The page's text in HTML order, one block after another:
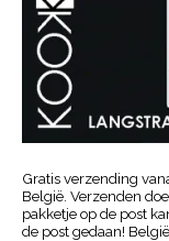
Gratis verzending
België. Verzenden
pakketje op de post
de post gedaan!